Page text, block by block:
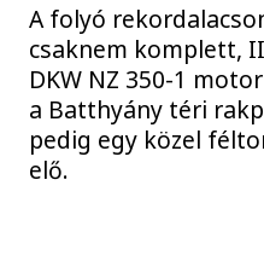
A folyó
csaknem komplett,
DKW NZ 350-1
a Batthyány téri
pedig egy közel
elő.